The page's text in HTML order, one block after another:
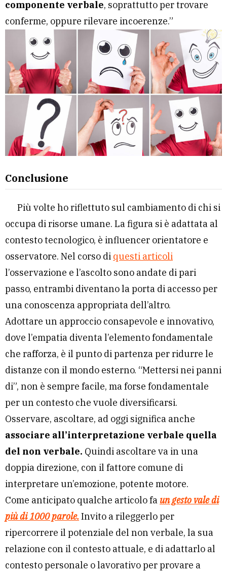
componente verbale, soprattutto per trovare
conferme, oppure rilevare incoerenze.”
Conclusione
Più volte ho riflettuto sul cambiamento di chi si
occupa di risorse umane. La figura si è adattata al
contesto tecnologico, è influencer orientatore e
osservatore. Nel corso di questi articoli
l’osservazione e l’ascolto sono andate di pari
passo, entrambi diventano la porta di accesso per
una conoscenza appropriata dell’altro.
Adottare un approccio consapevole e innovativo,
dove l’empatia diventa l’elemento fondamentale
che rafforza, è il punto di partenza per ridurre le
distanze con il mondo esterno. “Mettersi nei panni
di”, non è sempre facile, ma forse fondamentale
per un contesto che vuole diversificarsi.
Osservare, ascoltare, ad oggi significa anche
associare all’interpretazione verbale quella
del non verbale. Quindi ascoltare va in una
doppia direzione, con il fattore comune di
interpretare un’emozione, potente motore.
Come anticipato qualche articolo fa un gesto vale di
più di 1000 parole.Invito a rileggerlo per
ripercorrere il potenziale del non verbale, la sua
relazione con il contesto attuale, e di adattarlo al
contesto personale o lavorativo per provare a